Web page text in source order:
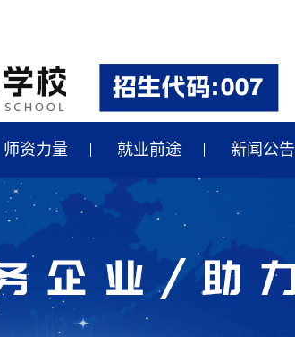
师资力量 就业前途
汽车制造专业就业
汽修专业就业
合作企业
新闻公告
央企动态
行业新闻